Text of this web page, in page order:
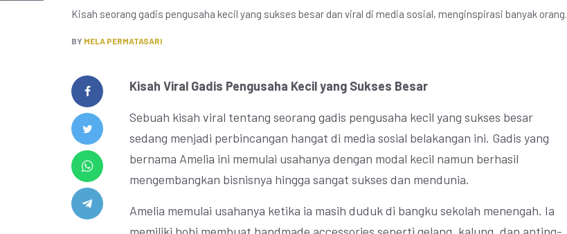
Kisah seorang gadis pengusaha kecil yang sukses besar dan viral di media sosial, menginspirasi banyak orang.
BY MELA PERMATASARI
Kisah Viral Gadis Pengusaha Kecil yang Sukses Besar
Sebuah kisah viral tentang seorang gadis pengusaha kecil yang sukses besar
sedang menjadi perbincangan hangat di media sosial belakangan ini. Gadis yang
bernama Amelia ini memulai usahanya dengan modal kecil namun berhasil
mengembangkan bisnisnya hingga sangat sukses dan mendunia.
Amelia memulai usahanya ketika ia masih duduk di bangku sekolah menengah. Ia